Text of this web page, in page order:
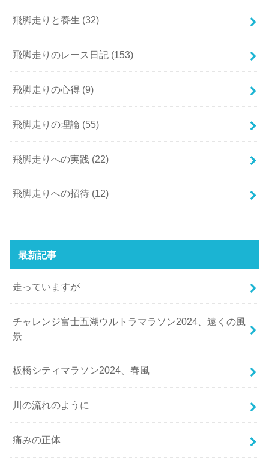
飛脚走りと養生 (32)
飛脚走りのレース日記 (153)
飛脚走りの心得 (9)
飛脚走りの理論 (55)
飛脚走りへの実践 (22)
飛脚走りへの招待 (12)
最新記事
走っていますが
チャレンジ富士五湖ウルトラマラソン2024、遠くの風
景
板橋シティマラソン2024、春風
川の流れのように
痛みの正体